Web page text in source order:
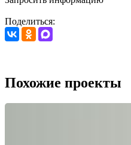
Поделиться:
Похожие проекты